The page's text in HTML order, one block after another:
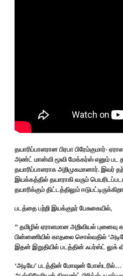
தயாரிப்பாளரான பிரபா பிரேம்குமார்-
அண்ட் மான்வி மூவி மேக்கர்ஸ் எனும் பட
தயாரிப்பாளராக அறிமுகமானார். இவர்
இயக்கத்தில் தயாராகி வரும்
தயாரிக்கும் திட்டத்திலும்
படத்தை பற்றி இயக்குநர் பேசுகையில்,
” தமிழில் ஏராளமான அறிவியல்
பின்னணியில் காதலை சொல்வதில்
இதன் இறுதியில் படத்தின் ஃபர்ஸ்ட் லுக்
‘அடியே’ படத்தின் மோஷன் போஸ்டரில்…